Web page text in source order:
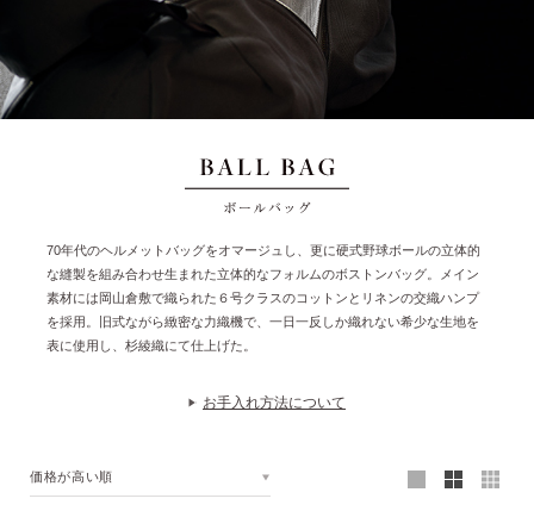
70年代のヘルメットバッグをオマージュし、更に硬式野球ボールの立体的
な縫製を組み合わせ生まれた立体的なフォルムのボストンバッグ。メイン
素材には岡山倉敷で織られた６号クラスのコットンとリネンの交織ハンプ
を採用。旧式ながら緻密な力織機で、一日一反しか織れない希少な生地を
表に使用し、杉綾織にて仕上げた。
お手入れ方法について
価格が高い順